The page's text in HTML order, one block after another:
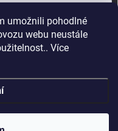
umožnili pohodlné
webu neustále
Více
ochrany osobních údajů
práva vyhrazena.